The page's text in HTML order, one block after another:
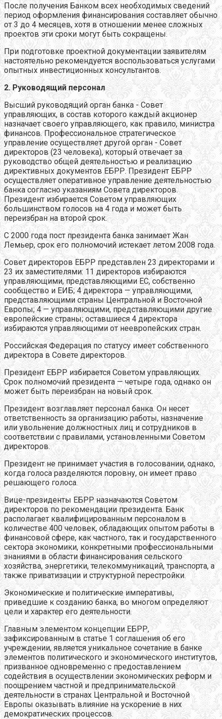
После получения Банком всех необходимых сведений
период оформления финансирования составляет обычно
от 3 до 4 месяцев, хотя в отношении менее сложных
проектов эти сроки могут быть сокращены.
При подготовке проектной документации заявителям
настоятельно рекомендуется воспользоваться услугами
опытных инвестиционных консультантов.
2. Руководящий персонал
Высший руководящий орган банка - Совет
управляющих, в состав которого каждый акционер
назначает своего управляющего, как правило, министра
финансов. Профессиональное стратегическое
управление осуществляет другой орган - Совет
директоров (23 человека), который отвечает за
руководство общей деятельностью и реализацию
директивных документов ЕБРР. Президент ЕБРР
осуществляет оперативное управление деятельностью
банка согласно указаниям Совета директоров.
Президент избирается Советом управляющих
большинством голосов на 4 года и может быть
переизбран на второй срок.
С 2000 года пост президента банка занимает Жан
Лемьер, срок его полномочий истекает летом 2008 года.
Совет директоров ЕБРР представлен 23 директорами и
23 их заместителями: 11 директоров избираются
управляющими, представляющими ЕС, собственно
сообщество и ЕИБ; 4 директора — управляющими,
представляющими страны Центральной и Восточной
Европы; 4 — управляющими, представляющими другие
европейские страны; оставшиеся 4 директора
избираются управляющими от неевропейских стран.
Российская Федерация по статусу имеет собственного
директора в Совете директоров.
Президент ЕБРР избирается Советом управляющих.
Срок полномочий президента — четыре года, однако он
может быть переизбран на новый срок.
Президент возглавляет персонал банка. Он несет
ответственность за организацию работы, назначение
или увольнение должностных лиц и сотрудников в
соответствии с правилами, установленными Советом
директоров.
Президент не принимает участия в голосовании, однако,
когда голоса разделяются поровну, он имеет право
решающего голоса.
Вице-президенты ЕБРР назначаются Советом
директоров по рекомендации президента. Банк
располагает квалифицированным персоналом в
количестве 400 человек, обладающих опытом работы в
финансовой сфере, как частного, так и государственного
сектора экономики, конкретными профессиональными
знаниями в области финансирования сельского
хозяйства, энергетики, телекоммуникаций, транспорта, а
также приватизации и структурной перестройки.
Экономические и политические императивы,
приведшие к созданию банка, во многом определяют
цели и характер его деятельности.
Главным элементом концепции ЕБРР,
зафиксированным в статье 1 соглашения об его
учреждении, является уникальное сочетание в банке
элементов политического и экономического институтов,
призванное одновременно с предоставлением
содействия в осуществлении экономических реформ и
поощрением частной и предпринимательской
деятельности в странах Центральной и Восточной
Европы оказывать влияние на ускорение в них
демократических процессов.